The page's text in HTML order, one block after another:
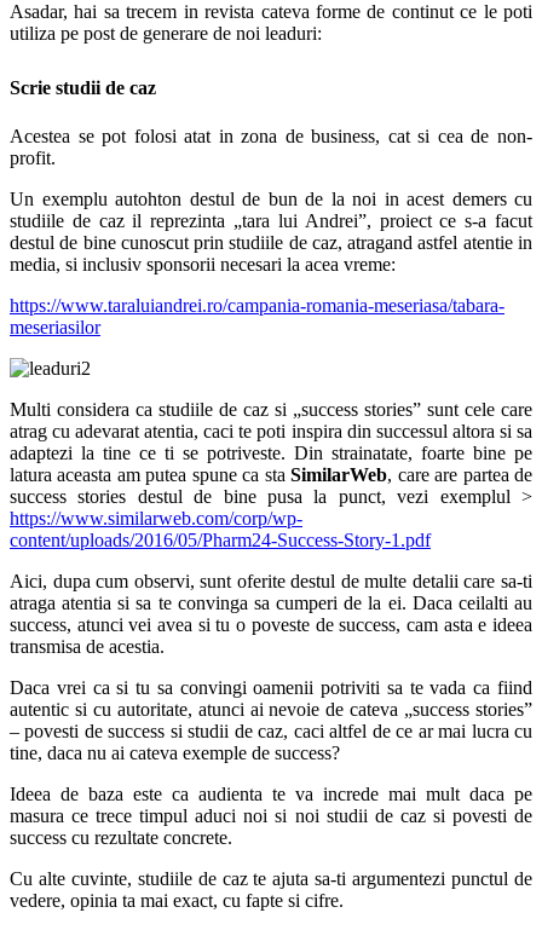
Asadar, hai sa trecem in revista cateva forme de continut ce le poti
utiliza pe post de generare de noi leaduri:
Scrie studii de caz
Acestea se pot folosi atat in zona de business, cat si cea de non-
profit.
Un exemplu autohton destul de bun de la noi in acest demers cu
studiile de caz il reprezinta „tara lui Andrei”, proiect ce s-a facut
destul de bine cunoscut prin studiile de caz, atragand astfel atentie in
media, si inclusiv sponsorii necesari la acea vreme:
https://www.taraluiandrei.ro/campania-romania-meseriasa/tabara-
meseriasilor
Multi considera ca studiile de caz si „success stories” sunt cele care
atrag cu adevarat atentia, caci te poti inspira din successul altora si sa
adaptezi la tine ce ti se potriveste. Din strainatate, foarte bine pe
latura aceasta am putea spune ca staSimilarWeb, care are partea de
success stories destul de bine pusa la punct, vezi exemplul >
https://www.similarweb.com/corp/wp-
content/uploads/2016/05/Pharm24-Success-Story-1.pdf
Aici, dupa cum observi, sunt oferite destul de multe detalii care sa-ti
atraga atentia si sa te convinga sa cumperi de la ei. Daca ceilalti au
success, atunci vei avea si tu o poveste de success, cam asta e ideea
transmisa de acestia.
Daca vrei ca si tu sa convingi oamenii potriviti sa te vada ca fiind
autentic si cu autoritate, atunci ai nevoie de cateva „success stories”
– povesti de success si studii de caz, caci altfel de ce ar mai lucra cu
tine, daca nu ai cateva exemple de success?
Ideea de baza este ca audienta te va increde mai mult daca pe
masura ce trece timpul aduci noi si noi studii de caz si povesti de
success cu rezultate concrete.
Cu alte cuvinte, studiile de caz te ajuta sa-ti argumentezi punctul de
vedere, opinia ta mai exact, cu fapte si cifre.